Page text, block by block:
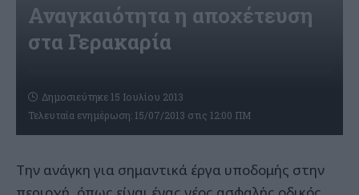
Αναγκαιότητα η αποχέτευση
στα Γερακαρία
Τελευταία ενημέρωση: 15/07/2013 στις 12:00 ΠΜ
Δημοσιεύτηκε 15 Ιουλίου 2013
Την ανάγκη για σημαντικά έργα υποδομής στην